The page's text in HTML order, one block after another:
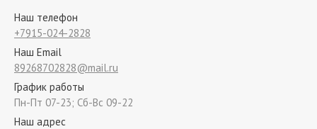
Наш телефон
+7915-024-2828
Наш Email
89268702828@mail.ru
График работы
Пн-Пт 07-23; Сб-Вс 09-22
Наш адрес